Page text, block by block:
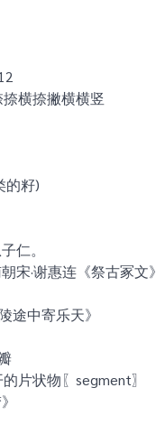
横捺撇横横竖
的籽)
仁。
·谢惠连《祭古冢文》
中寄乐天》
片状物〖segment〗